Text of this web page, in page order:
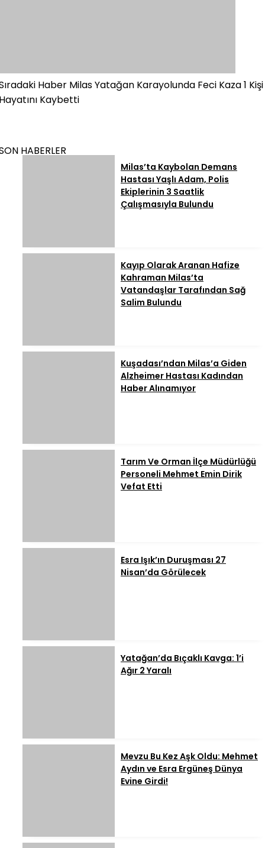
Haber Milas Yatağan Karayolunda Feci Kaza 1 Kişi
Kaybetti
HABERLER
Milas’ta Kaybolan Demans
Hastası Yaşlı Adam, Polis
Ekiplerinin 3 Saatlik
Çalışmasıyla Bulundu
Kayıp Olarak Aranan Hafize
Kahraman Milas’ta
Vatandaşlar Tarafından Sağ
Salim Bulundu
Kuşadası’ndan Milas’a Giden
Alzheimer Hastası Kadından
Haber Alınamıyor
Tarım Ve Orman İlçe Müdürlüğü
Personeli Mehmet Emin Dirik
Vefat Etti
Esra Işık’ın Duruşması 27
Nisan’da Görülecek
Yatağan’da Bıçaklı Kavga: 1’i
Ağır 2 Yaralı
Mevzu Bu Kez Aşk Oldu: Mehmet
Aydın ve Esra Ergüneş Dünya
Evine Girdi!